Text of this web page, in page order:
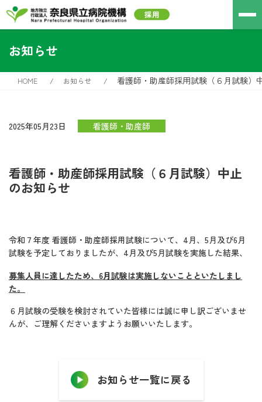
お知らせ
HOME お知らせ 看護師・助産師採用試験（６月試験）
2025年05月23日 看護師・助産師
看護師・助産師採用試験（６月試験）中止
のお知らせ
令和７年度 看護師・助産師採用試験について、4月、5月及び6月
試験を予定しておりましたが、4月及び5月試験を実施した結果、
募集人員に達したため、6月試験は実施しないことといたしまし
た。
６月試験の受験を検討されていた皆様には誠に申し訳ございませ
んが、ご理解くださいますようお願いいたします。
お知らせ一覧に戻る